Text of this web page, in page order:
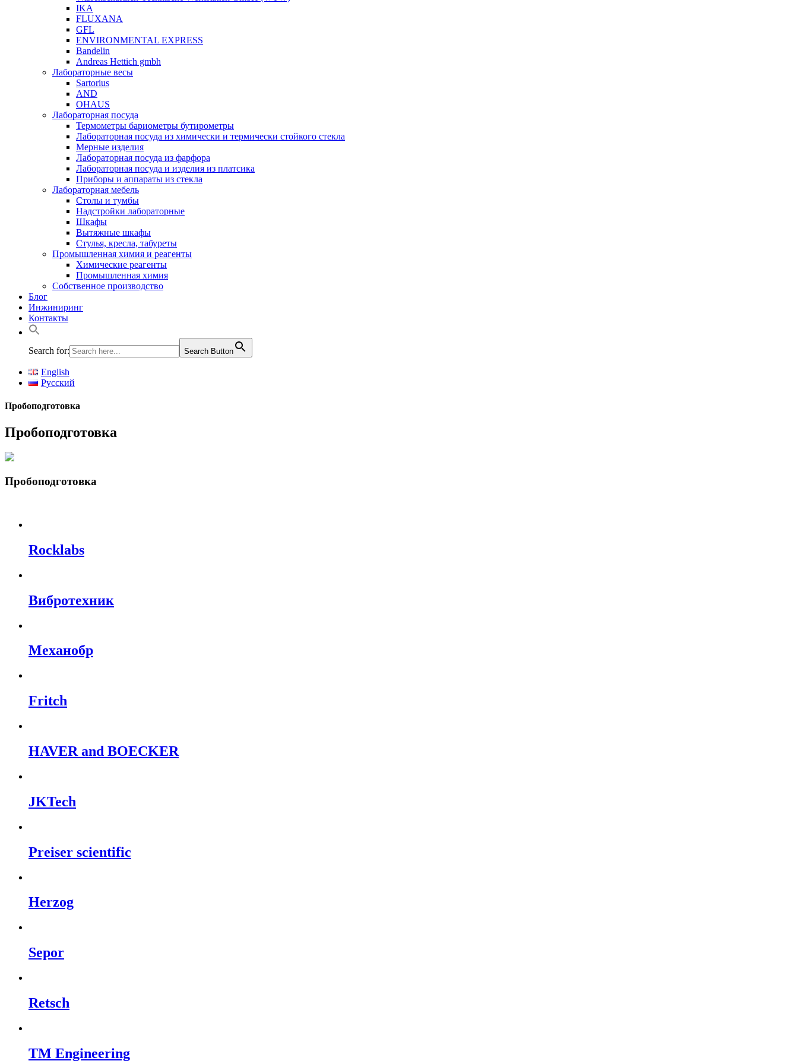
IKA
FLUXANA
GFL
ENVIRONMENTAL EXPRESS
Bandelin
Andreas Hettich gmbh
Лабораторные весы
Sartorius
AND
OHAUS
Лабораторная посуда
Термометры бариометры бутирометры
Лабораторная посуда из химически и термически стойкого стекла
Мерные изделия
Лабораторная посуда из фарфора
Лабораторная посуда и изделия из платсика
Приборы и аппараты из стекла
Лабораторная мебель
Столы и тумбы
Надстройки лабораторные
Шкафы
Вытяжные шкафы
Стулья, кресла, табуреты
Промышленная химия и реагенты
Химические реагенты
Промышленная химия
Собственное производство
Блог
Инжиниринг
Контакты
Search for: Search Button
English
Русский
Пробоподготовка
Пробоподготовка
Пробоподготовка
Rocklabs
Вибротехник
Механобр
Fritch
HAVER and BOECKER
JKTech
Preiser scientific
Herzog
Sepor
Retsch
TM Engineering